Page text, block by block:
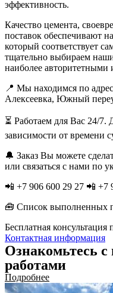
эффективность.
Качество цемента,
поставок обеспечивают
который соответствует
тщательно выбираем
наиболее
📍 Мы находимся по
Алексеевка, Южный
⏳ Работаем для Вас 24/7.
зависимости от времени
🔔 Заказ Вы можете
или связаться с нами по
📲 +7 906 600 29 27 📲 +7
🧰 Список выполненных
Бесплатная консультация
Контактная информация
Ознакомьтесь
работами
Подробнее